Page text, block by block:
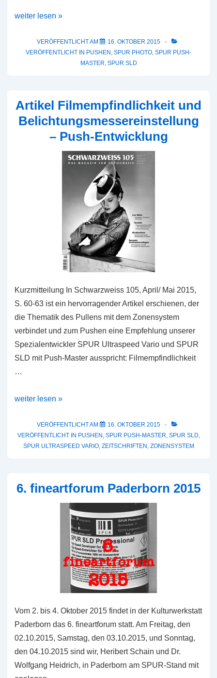
Rückschau
fineartforum
weiter lesen »
VERÖFFENTLICHT AM
16. OKTOBER 2015
VERÖFFENTLICHT IN PUSHEN , SPUR PHOTO, SPUR PUSH-
MASTER, SPUR SLD
Artikel Filmempfindlichkeit und
Belichtungsmessereinstellung
– Push-Entwicklung
Kurzmitteilung In Schwarzweiss 105, April/ Mai 2015,
S. 60-63 ist ein hervorragender Artikel erschienen, der
die Thematik des Pullens mit dem Zonensystem
verbindet und zum Pushen eine Empfehlung unserer
Spezialentwickler SPUR Ultraspeed Vario und SPUR
SLD mit Push-Master ausspricht: Filmempfindlichkeit
…
Artikel
Belichtungsmessereinstellung
weiter lesen »
VERÖFFENTLICHT AM
16. OKTOBER 2015
VERÖFFENTLICHT IN PUSHEN , SPUR PUSH-MASTER, SPUR SLD,
SPUR ULTRASPEED VARIO, ZEITSCHRIFTEN , ZONENSYSTEM
6. fineartforum Paderborn 2015
Vom 2. bis 4. Oktober 2015 findet in der Kulturwerkstatt
Paderborn das 6. fineartforum statt. Am Freitag, den
02.10.2015, Samstag, den 03.10.2015, und Sonntag,
den 04.10.2015 sind wir, Heribert Schain und Dr.
Wolfgang Heidrich, in Paderborn am SPUR-Stand mit